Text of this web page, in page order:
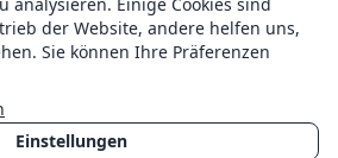
der Website, andere helfen uns,
Sie können Ihre Präferenzen
Einstellungen